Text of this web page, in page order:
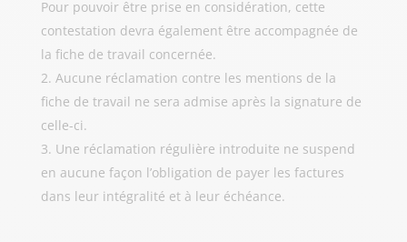
Pour pouvoir être prise en considération, cette
contestation devra également être accompagnée de
la fiche de travail concernée.
Aucune réclamation contre les mentions de la
fiche de travail ne sera admise après la signature de
celle-ci.
Une réclamation régulière introduite ne suspend
en aucune façon l’obligation de payer les factures
dans leur intégralité et à leur échéance.